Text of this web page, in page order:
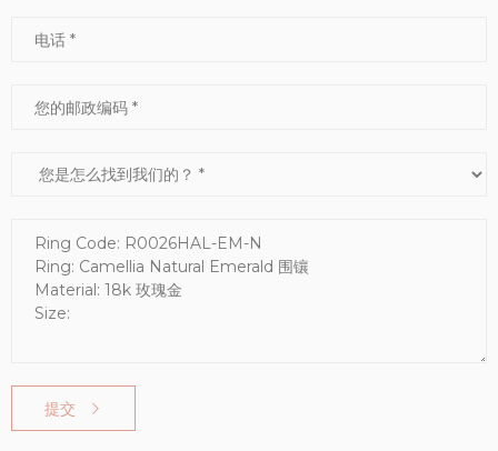
电话
您的邮政编码
您是怎么找到我们的？
信息
提交